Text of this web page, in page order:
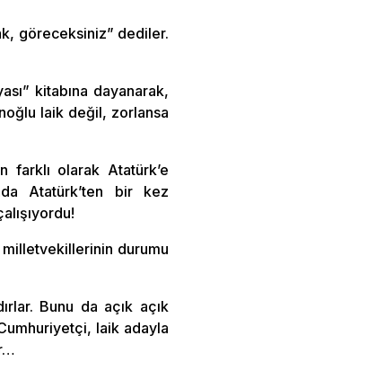
göreceksiniz” dediler.
kitabına dayanarak,
laik değil, zorlansa
farklı olarak Atatürk’e
Atatürk’ten bir kez
durumu
Bunu da açık açık
laik adayla